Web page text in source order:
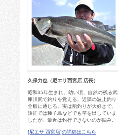
久保力也（尼エサ西宮店 店長）
昭和35年生まれ。幼い頃、自然の残る武
庫川尻で釣りを覚える。近隣の波止釣り
全般に通じる。実は船釣りが大好きで、
遠征では種子島などでも竿を出していま
したが、最近は釣行できないのが悩み。
[尼エサ 西宮店]の詳細はこちら